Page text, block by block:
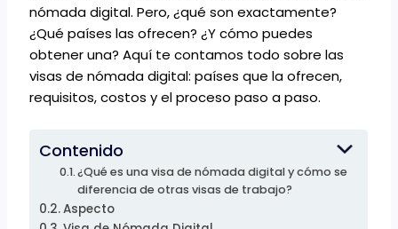
nómada digital. Pero, ¿qué son exactamente?
¿Qué países las ofrecen? ¿Y cómo puedes
obtener una? Aquí te contamos todo sobre las
visas de nómada digital: países que la ofrecen,
requisitos, costos y el proceso paso a paso.
Contenido
¿Qué es una visa de nómada digital y cómo se
diferencia de otras visas de trabajo?
Aspecto